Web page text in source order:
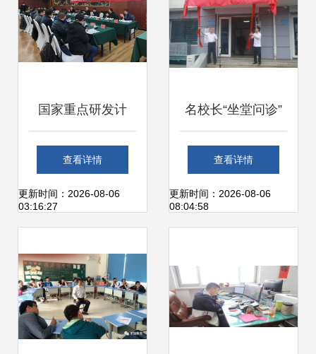
国家重点研发计
划“肥药精准施用部
件及智能作业装备
度总结会顺利召开
查看详情
更新时间：2026-08-06
03:16:27
名校长“坐堂问诊”
副中心首家教育咨
询社区服务站揭
新篇章
查看详情
更新时间：2026-08-06
08:04:58